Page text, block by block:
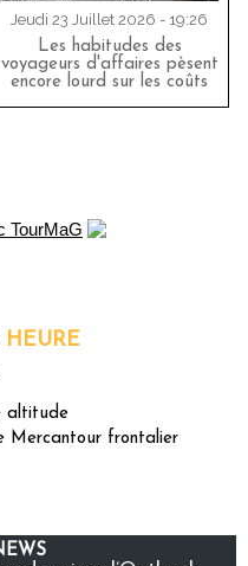
Jeudi 23 Juillet 2026 - 19:26
Les habitudes des
voyageurs d'affaires pèsent
encore lourd sur les coûts
HEURE
altitude
Mercantour frontalier